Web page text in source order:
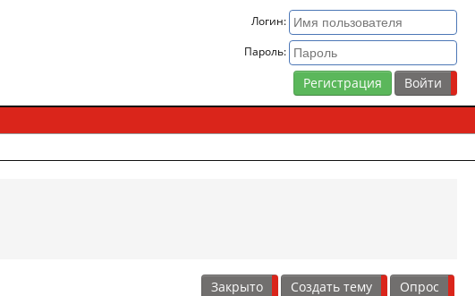
Логин:
Пароль:
Регистрация
Закрыто Создать тему Опрос